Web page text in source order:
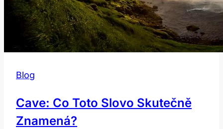
Blog
Cave: Co Toto Slovo Skutečně
Znamená?